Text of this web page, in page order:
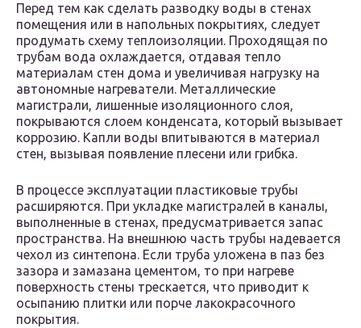
Перед тем как сделать разводку воды в стенах
помещения или в напольных покрытиях, следует
продумать схему теплоизоляции. Проходящая по
трубам вода охлаждается, отдавая тепло
материалам стен дома и увеличивая нагрузку на
автономные нагреватели. Металлические
магистрали, лишенные изоляционного слоя,
покрываются слоем конденсата, который вызывает
коррозию. Капли воды впитываются в материал
стен, вызывая появление плесени или грибка.
В процессе эксплуатации пластиковые трубы
расширяются. При укладке магистралей в каналы,
выполненные в стенах, предусматривается запас
пространства. На внешнюю часть трубы надевается
чехол из синтепона. Если труба уложена в паз без
зазора и замазана цементом, то при нагреве
поверхность стены трескается, что приводит к
осыпанию плитки или порче лакокрасочного
покрытия.